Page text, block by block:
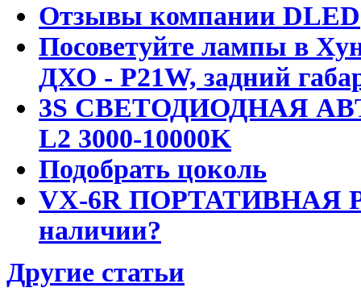
Отзывы компании DLED
Посоветуйте лампы в
ДХО - P21W, задний
3S СВЕТОДИОДНАЯ
L2 3000-10000K
Подобрать цоколь
VX-6R ПОРТАТИВНАЯ
наличии?
Другие статьи